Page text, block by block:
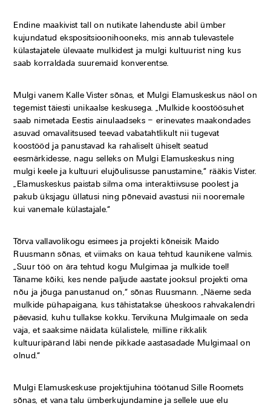
Endine maakivist tall on nutikate lahenduste abil ümber
kujundatud ekspositsioonihooneks, mis annab tulevastele
külastajatele ülevaate mulkidest ja mulgi kultuurist ning kus
saab korraldada suuremaid konverentse.
Mulgi vanem Kalle Vister sõnas, et Mulgi Elamuskeskus näol on
tegemist täiesti unikaalse keskusega. „Mulkide koostöösuhet
saab nimetada Eestis ainulaadseks – erinevates maakondades
asuvad omavalitsused teevad vabatahtlikult nii tugevat
koostööd ja panustavad ka rahaliselt ühiselt seatud
eesmärkidesse, nagu selleks on Mulgi Elamuskeskus ning
mulgi keele ja kultuuri elujõulisusse panustamine,“ rääkis Vister.
„Elamuskeskus paistab silma oma interaktiivsuse poolest ja
pakub üksjagu üllatusi ning põnevaid avastusi nii nooremale
kui vanemale külastajale.“
Tõrva vallavolikogu esimees ja projekti kõneisik Maido
Ruusmann sõnas, et viimaks on kaua tehtud kaunikene valmis.
„Suur töö on ära tehtud kogu Mulgimaa ja mulkide toel!
Täname kõiki, kes nende paljude aastate jooksul projekti oma
nõu ja jõuga panustanud on,“ sõnas Ruusmann. „Näeme seda
mulkide pühapaigana, kus tähistatakse üheskoos rahvakalendri
päevasid, kuhu tullakse kokku. Tervikuna Mulgimaale on seda
vaja, et saaksime näidata külalistele, milline rikkalik
kultuuripärand läbi nende pikkade aastasadade Mulgimaal on
olnud.“
Mulgi Elamuskeskuse projektijuhina töötanud Sille Roomets
sõnas, et vana talu ümberkujundamine ja sellele uue elu